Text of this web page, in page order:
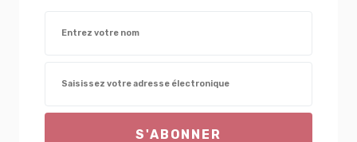
S'ABONNER